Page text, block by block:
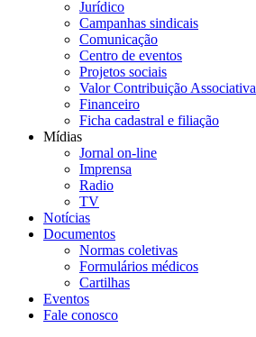
Jurídico
Campanhas sindicais
Comunicação
Centro de eventos
Projetos sociais
Valor Contribuição Associativa
Financeiro
Ficha cadastral e filiação
Mídias
Jornal on-line
Imprensa
Radio
TV
Notícias
Documentos
Normas coletivas
Formulários médicos
Cartilhas
Eventos
Fale conosco